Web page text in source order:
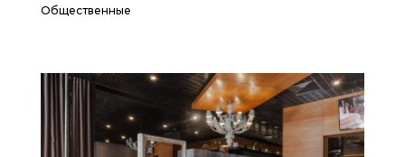
Общественные